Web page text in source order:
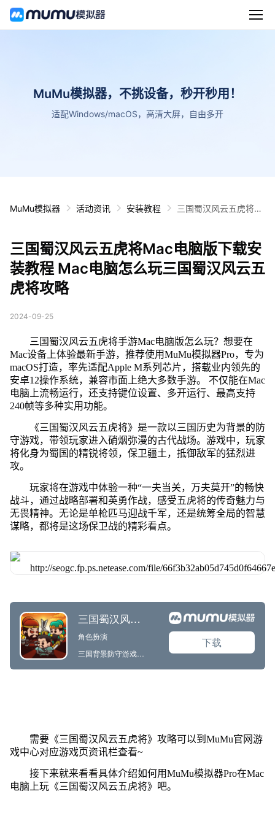
MuMu模拟器，不挑设备，秒开秒用！
适配Windows/macOS，高清大屏，自由多开
MuMu模拟器 活动资讯 安装教程
三国蜀汉风云五虎将M
汉风云五虎将攻略
三国蜀汉风云五虎将Mac电脑版下载安
装教程 Mac电脑怎么玩三国蜀汉风云五
虎将攻略
2024-09-25
三国蜀汉风云五虎将手游Mac电脑版怎么玩？想要在
Mac设备上体验最新手游，推荐使用MuMu模拟器Pro，专为
macOS打造，率先适配Apple M系列芯片，搭载业内领先的
安卓12操作系统，兼容市面上绝大多数手游。 不仅能在Mac
电脑上流畅运行，还支持键位设置、多开运行、最高支持
240帧等多种实用功能。
《三国蜀汉风云五虎将》是一款以三国历史为背景的防
守游戏，带领玩家进入硝烟弥漫的古代战场。游戏中，玩家
将化身为蜀国的精锐将领，保卫疆土，抵御敌军的猛烈进
攻。
玩家将在游戏中体验一种“一夫当关，万夫莫开”的畅快
战斗，通过战略部署和英勇作战，感受五虎将的传奇魅力与
无畏精神。无论是单枪匹马迎战千军，还是统筹全局的智慧
谋略，都将是这场保卫战的精彩看点。
需要《三国蜀汉风云五虎将》攻略可以到MuMu官网游
戏中心对应游戏页资讯栏查看~
接下来就来看看具体介绍如何用MuMu模拟器Pro在Mac
电脑上玩《三国蜀汉风云五虎将》吧。